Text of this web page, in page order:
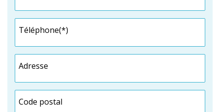
Téléphone(*)
Adresse
Code postal